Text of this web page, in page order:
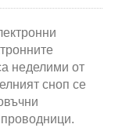
неделими от
сноп се